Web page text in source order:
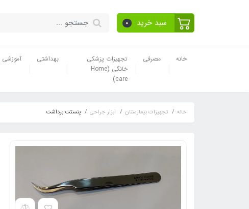
سبد خرید 0
خانه مصرفی
تجهیزات پزشکی
خانگی (Home
care)
بهداشتی آموزشی
خانه تجهیزات بیمارستان ابزار جراحی پنستت برداشت